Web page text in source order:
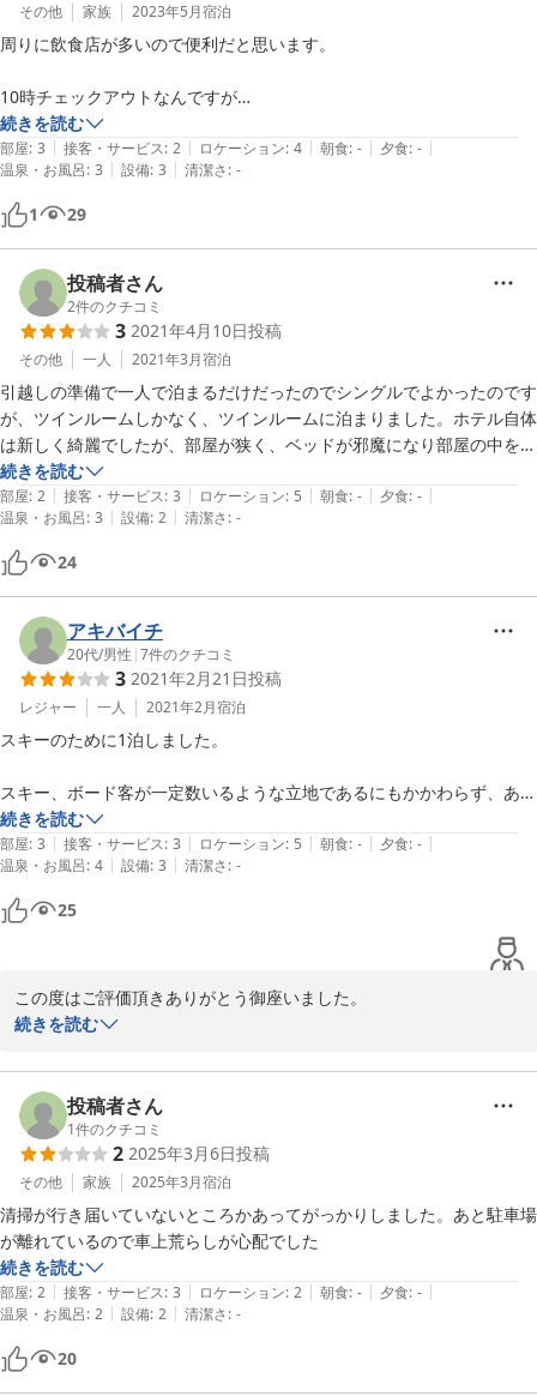
その他 家族 2023年5月宿泊
周りに飲食店が多いので便利だと思います。
10時チェックアウトなんですが
朝の清掃が始まると
清掃の方の話し声が気になったのと部屋にいたのですが、チェックアウ
トしたと思ったのかドアをパスワードで開けられたのが
こわかったのでドアロックバーもすることをおすすめします。
続きを読む
部屋: 3 | 接客・サービス: 2 | ロケーション: 4 | 朝食: - | 夕食: - |
温泉・お風呂: 3 | 設備: 3 | 清潔さ: -
1 29
投稿者さん
2件のクチコミ
3 2021年4月10日投稿
その他 一人 2021年3月宿泊
引越しの準備で一人で泊まるだけだったのでシングルでよかったのです
が、ツインルームしかなく、ツインルームに泊まりました。ホテル自体
は新しく綺麗でしたが、部屋が狭く、ベッドが邪魔になり部屋の中を歩
くのに不便。部屋に対してテレビが大きすぎ、テレビとベッドの距離が
近すぎ目が疲れる。
アメニティに関しては前の人が泊まった時の空袋がそのままセットされ
ていて残念でした。
連泊したのですが、部屋のゴミや、シーツはチェックアウトまで交換無
し。
チェックイン、チェックアウトは機械操作で、初めて操作するので不安
はありました。
続きを読む
部屋: 2 | 接客・サービス: 3 | ロケーション: 5 | 朝食: - | 夕食: - |
温泉・お風呂: 3 | 設備: 2 | 清潔さ: -
24
アキバイチ
20代/男性 |7件のクチコミ
3 2021年2月21日投稿
レジャー 一人 2021年2月宿泊
スキーのために1泊しました。
スキー、ボード客が一定数いるような立地であるにもかかわらず、あま
りそういった利用が想定されていないような客室レイアウトでした(狭
くて、スキーを干しておくことすらできない)。
駐車場少し離れており、便利とは言い難かったです。
フロントが無人のため、よくも悪くも滞在中一度もスタッフに会いませ
ホテルそのものの立地と価格については、とてもよかったっです。
続きを読む
部屋: 3 | 接客・サービス: 3 | ロケーション: 5 | 朝食: - | 夕食: - |
温泉・お風呂: 4 | 設備: 3 | 清潔さ: -
25
この度はご評価頂きありがとう御座いました。
お客様から頂いた貴重なご意見を参考に今後の改善課題とさせて頂
この度はありがとう御座いました。
次回もお待ちしております。
2021-03-29
続きを読む
投稿者さん
1件のクチコミ
2 2025年3月6日投稿
その他 家族 2025年3月宿泊
清掃が行き届いていないところかあってがっかりしました。あと駐車場
が離れているので車上荒らしが心配でした
続きを読む
部屋: 2 | 接客・サービス: 3 | ロケーション: 2 | 朝食: - | 夕食: - |
温泉・お風呂: 2 | 設備: 2 | 清潔さ: -
20